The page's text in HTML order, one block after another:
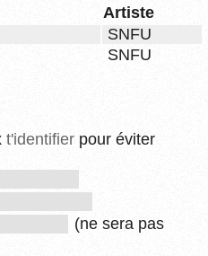
Artiste
SNFU
SNFU
t'identifier pour éviter
(ne sera pas